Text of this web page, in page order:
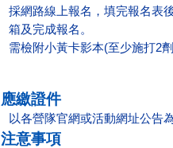
採網路線上報名，填完報名表
箱及完成報名。
需檢附小黃卡影本(至少施打2
應繳證件
以各營隊官網或活動網址公告為
注意事項